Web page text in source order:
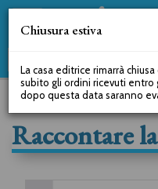
Raccontare
Chiusura estiva
La casa editrice rimarrà
subito gli ordini ricevuti
dopo questa data saranno